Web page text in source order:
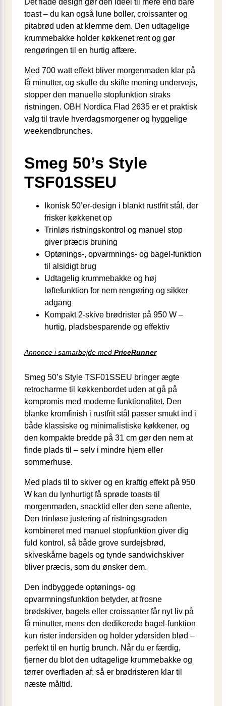
toast – du kan også lune boller, croissanter og
pitabrød uden at klemme dem. Den udtagelige
krummebakke holder køkkenet rent og gør
rengøringen til en hurtig affære.
Med 700 watt effekt bliver morgenmaden klar på
få minutter, og skulle du skifte mening undervejs,
stopper den manuelle stopfunktion straks
ristningen. OBH Nordica Flad 2635 er et praktisk
valg til travle hverdagsmorgener og hyggelige
weekendbrunches.
Smeg 50’s Style
TSF01SSEU
Ikonisk 50’er-design i blankt rustfrit stål, der
frisker køkkenet op
Trinløs ristningskontrol og manuel stop
giver præcis bruning
Optønings-, opvarmnings- og bagel-funktion
til alsidigt brug
Udtagelig krummebakke og høj
løftefunktion for nem rengøring og sikker
adgang
Kompakt 2-skive brødrister på 950 W –
hurtig, pladsbesparende og effektiv
Annonce i samarbejde med PriceRunner
Smeg 50’s Style TSF01SSEU bringer ægte
retrocharme til køkkenbordet uden at gå på
kompromis med moderne funktionalitet. Den
blanke kromfinish i rustfrit stål passer smukt ind i
både klassiske og minimalistiske køkkener, og
den kompakte bredde på 31 cm gør den nem at
finde plads til – selv i mindre hjem eller
sommerhuse.
Med plads til to skiver og en kraftig effekt på 950
W kan du lynhurtigt få sprøde toasts til
morgenmaden, snacktid eller den sene aftente.
Den trinløse justering af ristningsgraden
kombineret med manuel stopfunktion giver dig
fuld kontrol, så både grove surdejsbrød,
skiveskårne bagels og tynde sandwichskiver
bliver præcis, som du ønsker dem.
Den indbyggede optønings- og
opvarmningsfunktion betyder, at frosne
brødskiver, bagels eller croissanter får nyt liv på
få minutter, mens den dedikerede bagel-funktion
kun rister indersiden og holder ydersiden blød –
perfekt til en hurtig brunch. Når du er færdig,
fjerner du blot den udtagelige krummebakke og
tørrer overfladen af; så er brødristeren klar til
næste måltid.